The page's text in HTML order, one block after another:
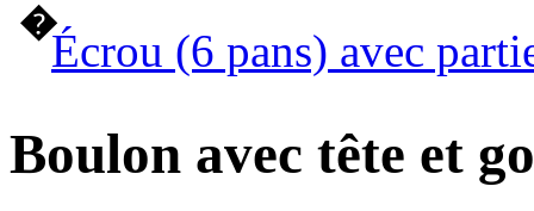
�
Écrou (6 pans) avec
Boulon avec tête et